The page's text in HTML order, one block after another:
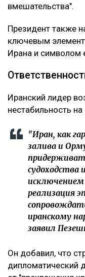
вмешательства".
Президент также
ключевым
Ирана и символом
Иранский лидер
нестабильность
"Иран, как
залива и
судоходства
исключением
реализация
иранскому
заявил
Он добавил, что
дипломатический